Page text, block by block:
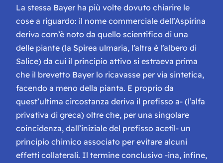
La stessa Bayer ha più volte dovuto chiarire le
cose a riguardo: il nome commerciale dell’Aspirina
deriva com’è noto da quello scientifico di una
delle piante (la Spirea ulmaria, l’altra è l’albero di
Salice) da cui il principio attivo si estraeva prima
che il brevetto Bayer lo ricavasse per via sintetica,
facendo a meno della pianta. E proprio da
quest’ultima circostanza deriva il prefisso a- (l’alfa
privativa di greca) oltre che, per una singolare
coincidenza, dall’iniziale del prefisso acetil- un
principio chimico associato per evitare alcuni
effetti collaterali. Il termine conclusivo -ina, infine,